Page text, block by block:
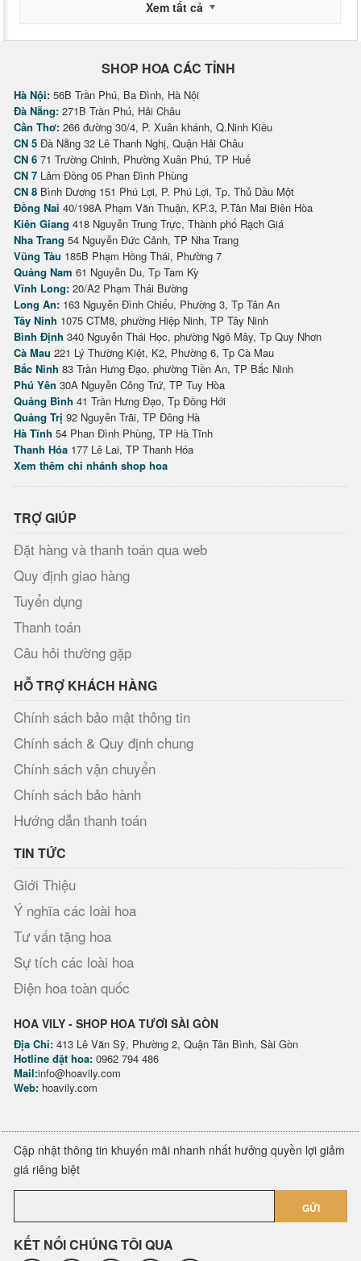
Xem tất cả
SHOP HOA CÁC TỈNH
Hà Nội: 56B Trần Phú, Ba Đình, Hà Nội
Đà Nẵng: 271B Trần Phú, Hải Châu
Cần Thơ: 266 đường 30/4, P. Xuân khánh, Q.Ninh Kiều
CN 5 Đà Nẵng 32 Lê Thanh Nghị, Quận Hải Châu
CN 6 71 Trường Chinh, Phường Xuân Phú, TP Huế
CN 7 Lâm Đồng 05 Phan Đình Phùng
CN 8 Bình Dương 151 Phú Lợi, P. Phú Lợi, Tp. Thủ Dầu Một
Đồng Nai 40/198A Phạm Văn Thuận, KP.3, P.Tân Mai Biên Hòa
Kiên Giang 418 Nguyễn Trung Trực, Thành phố Rạch Giá
Nha Trang 54 Nguyễn Đức Cảnh, TP Nha Trang
Vũng Tàu 185B Phạm Hồng Thái, Phường 7
Quảng Nam 61 Nguyễn Du, Tp Tam Kỳ
Vĩnh Long: 20/A2 Phạm Thái Bường
Long An: 163 Nguyễn Đình Chiểu, Phường 3, Tp Tân An
Tây Ninh 1075 CTM8, phường Hiệp Ninh, TP Tây Ninh
Bình Định 340 Nguyễn Thái Học, phường Ngô Mây, Tp Quy Nhơn
Cà Mau 221 Lý Thường Kiệt, K2, Phường 6, Tp Cà Mau
Bắc Ninh 83 Trần Hưng Đạo, phường Tiền An, TP Bắc Ninh
Phú Yên 30A Nguyễn Công Trứ, TP Tuy Hòa
Quảng Bình 41 Trần Hưng Đạo, Tp Đồng Hới
Quảng Trị 92 Nguyễn Trãi, TP Đông Hà
Hà Tĩnh 54 Phan Đình Phùng, TP Hà Tĩnh
Thanh Hóa 177 Lê Lai, TP Thanh Hóa
Xem thêm chi nhánh shop hoa
TRỢ GIÚP
Đặt hàng và thanh toán qua web
Quy định giao hàng
Tuyển dụng
Thanh toán
Câu hỏi thường gặp
HỖ TRỢ KHÁCH HÀNG
Chính sách bảo mật thông tin
Chính sách & Quy định chung
Chính sách vận chuyển
Chính sách bảo hành
Hướng dẫn thanh toán
TIN TỨC
Giới Thiệu
Ý nghĩa các loài hoa
Tư vấn tặng hoa
Sự tích các loài hoa
Điện hoa toàn quốc
HOA VILY - SHOP HOA TƯƠI SÀI GÒN
Địa Chỉ: 413 Lê Văn Sỹ, Phường 2, Quận Tân Bình, Sài Gòn
Hotline đặt hoa: 0962 794 486
Mail:info@hoavily.com
Web: hoavily.com
Cập nhật thông tin khuyến mãi nhanh nhất hưởng quyền lợi giảm
giá riêng biệt
GỬI
KẾT NỐI CHÚNG TÔI QUA